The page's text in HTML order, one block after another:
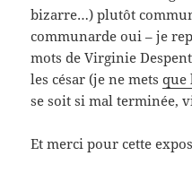
bizarre…) plutôt
communarde oui – je
mots de Virginie
les césar (je ne metsque
se soit si mal terminée,
Et merci pour cette